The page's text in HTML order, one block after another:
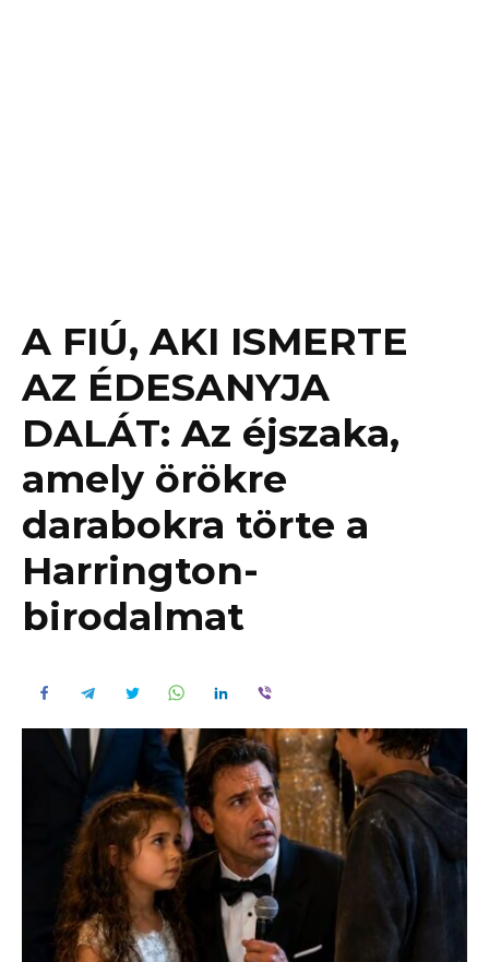
A FIÚ, AKI ISMERTE
AZ ÉDESANYJA
DALÁT: Az éjszaka,
amely örökre
darabokra törte a
Harrington-
birodalmat